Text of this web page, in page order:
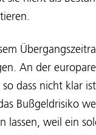
An der
dass nicht klar
Bußgeldrisiko
lassen, weil ein